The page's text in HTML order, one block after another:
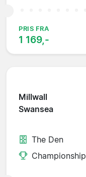
PRIS FRA
1 169,-
Millwall
Swansea
The Den
Championship